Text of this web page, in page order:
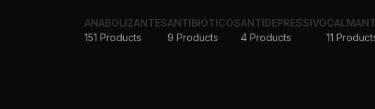
ANABOLIZANTES
151 Products
ANTIBIÓTICOS
9 Products
ANTIDEPRESSIVO
4 Products
11